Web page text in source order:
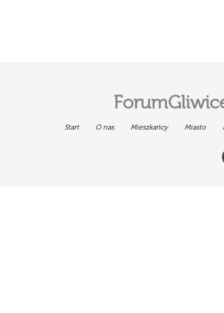
Start O nas Mieszkańcy Miasto